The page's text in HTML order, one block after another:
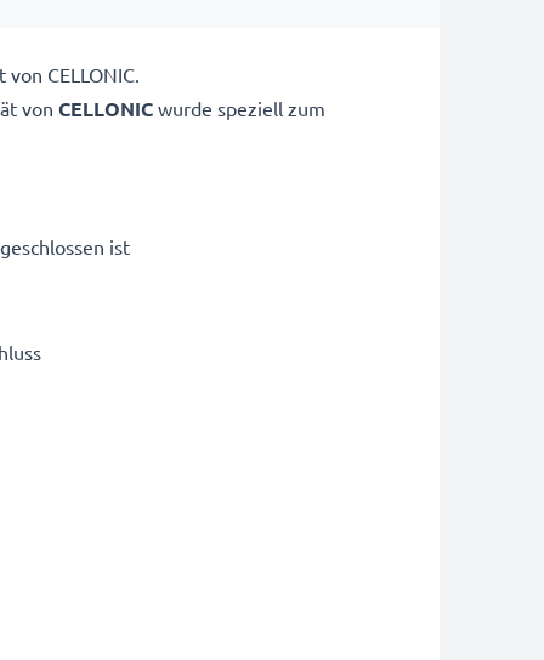
CELLONIC.
von CELLONIC wurde speziell zum
ist